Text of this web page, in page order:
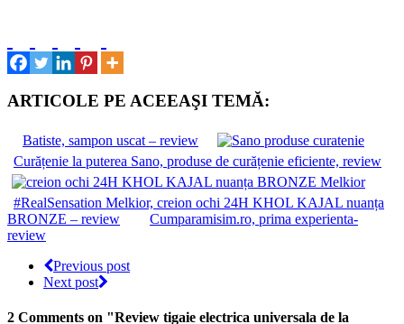
ARTICOLE PE ACEEAŞI TEMĂ:
Batiste, sampon uscat – review
Curățenie la puterea Sano, produse de curățenie eficiente, review
#RealSensation Melkior, creion ochi 24H KHOL KAJAL nuanța
BRONZE – review
Cumparamisim.ro, prima experienta-
review
Previous post
Next post
2 Comments on "Review tigaie electrica universala de la